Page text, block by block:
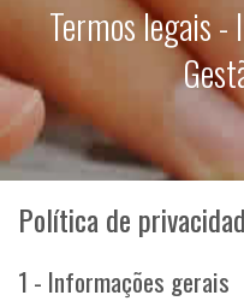
Termos legais -
Política de
1 - Informações gerais